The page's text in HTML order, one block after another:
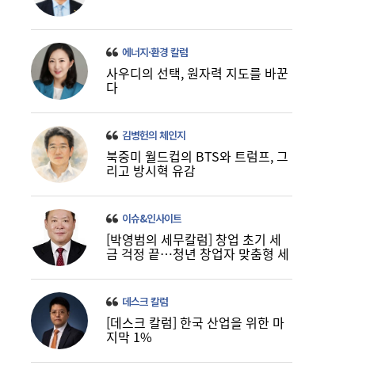
대·종합금융 포석에너지·환경 칼럼
사우디의 선택, 원자력 지도를 바꾼
다
김병헌의 체인지
북중미 월드컵의 BTS와 트럼프, 그
리고 방시혁 유감
이슈&인사이트
[박영범의 세무칼럼] 창업 초기 세
금 걱정 끝…청년 창업자 맞춤형 세
데스크 칼럼
[데스크 칼럼] 한국 산업을 위한 마
지막 1%